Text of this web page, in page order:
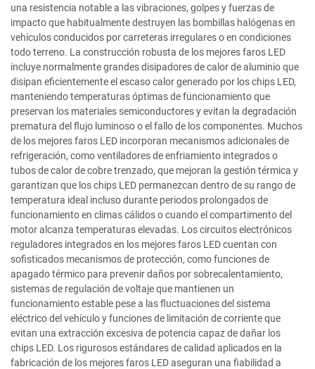
una resistencia notable a las vibraciones, golpes y fuerzas de
impacto que habitualmente destruyen las bombillas halógenas en
vehículos conducidos por carreteras irregulares o en condiciones
todo terreno. La construcción robusta de los mejores faros LED
incluye normalmente grandes disipadores de calor de aluminio que
disipan eficientemente el escaso calor generado por los chips LED,
manteniendo temperaturas óptimas de funcionamiento que
preservan los materiales semiconductores y evitan la degradación
prematura del flujo luminoso o el fallo de los componentes. Muchos
de los mejores faros LED incorporan mecanismos adicionales de
refrigeración, como ventiladores de enfriamiento integrados o
tubos de calor de cobre trenzado, que mejoran la gestión térmica y
garantizan que los chips LED permanezcan dentro de su rango de
temperatura ideal incluso durante periodos prolongados de
funcionamiento en climas cálidos o cuando el compartimento del
motor alcanza temperaturas elevadas. Los circuitos electrónicos
reguladores integrados en los mejores faros LED cuentan con
sofisticados mecanismos de protección, como funciones de
apagado térmico para prevenir daños por sobrecalentamiento,
sistemas de regulación de voltaje que mantienen un
funcionamiento estable pese a las fluctuaciones del sistema
eléctrico del vehículo y funciones de limitación de corriente que
evitan una extracción excesiva de potencia capaz de dañar los
chips LED. Los rigurosos estándares de calidad aplicados en la
fabricación de los mejores faros LED aseguran una fiabilidad a